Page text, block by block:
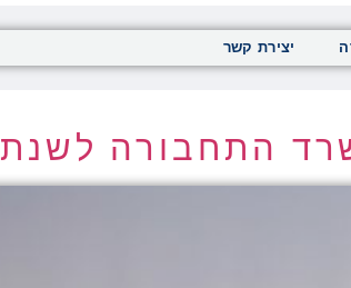
יצירת קשר
התחבורה לשנת 2040